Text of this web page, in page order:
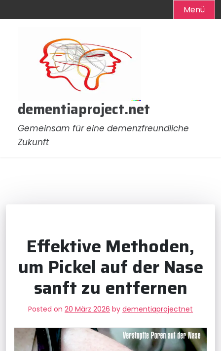
Menü
dementiaproject.net
Gemeinsam für eine demenzfreundliche
Zukunft
Effektive Methoden,
um Pickel auf der Nase
sanft zu entfernen
Posted on 20 März 2026 by dementiaprojectnet